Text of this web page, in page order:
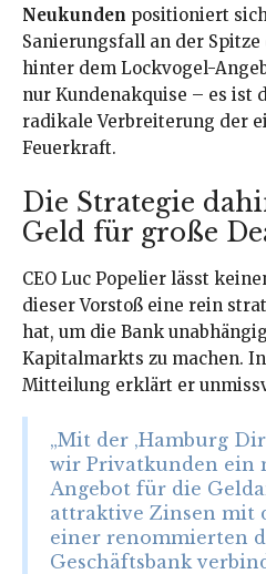
Neukunden positioniert
Sanierungsfall an der
hinter dem Lockvogel-
nur Kundenakquise – es ist
radikale Verbreiterung der
Feuerkraft.
Die Strategie
Geld für große
CEO Luc Popelier lässt
dieser Vorstoß eine rein
hat, um die Bank
Kapitalmarkts zu machen.
Mitteilung erklärt er
„Mit der ‚Hamburg
wir Privatkunden ein
Angebot für die
attraktive Zinsen mit
einer renommierten
Geschäftsbank